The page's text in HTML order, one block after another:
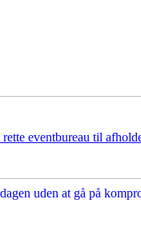
eventbureau til